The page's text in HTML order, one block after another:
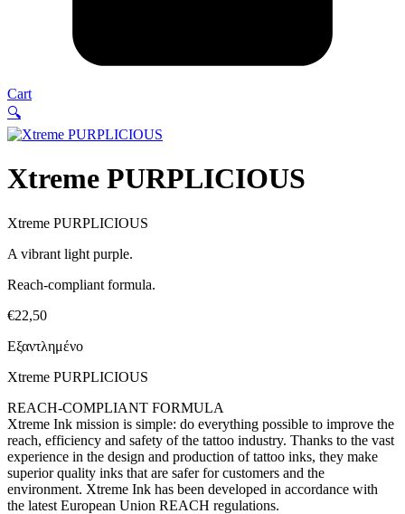
Cart
🔍
Xtreme PURPLICIOUS
Xtreme PURPLICIOUS
A vibrant light purple.
Reach-compliant formula.
€22,50
Εξαντλημένο
Xtreme PURPLICIOUS
REACH-COMPLIANT FORMULA
Xtreme Ink mission is simple: do everything possible to improve the
reach, efficiency and safety of the tattoo industry. Thanks to the vast
experience in the design and production of tattoo inks, they make
superior quality inks that are safer for customers and the
environment. Xtreme Ink has been developed in accordance with
the latest European Union REACH regulations.